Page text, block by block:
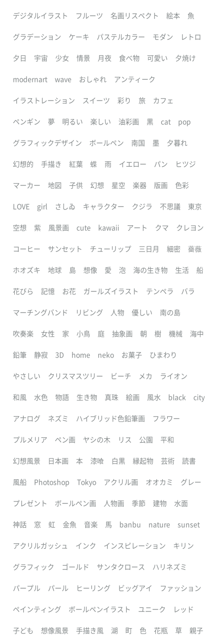
デジタルイラスト フルーツ 名画リスペクト 絵本 魚
グラデーション ケーキ パステルカラー モダン レトロ
夕日 宇宙 少女 情景 月夜 食べ物 可愛い 夕焼け
modernart wave おしゃれ アンティーク
イラストレーション スイーツ 彩り 旅 カフェ
ペンギン 夢 明るい 楽しい 油彩画 黒 cat pop
グラフィックデザイン ボールペン 南国 墨 夕暮れ
幻想的 手描き 紅葉 蝶 雨 イエロー パン ヒツジ
マーカー 地図 子供 幻想 星空 楽器 版画 色彩
LOVE girl さしゐ キャラクター クジラ 不思議 東京
空想 紫 風景画 cute kawaii アート クマ クレヨン
コーヒー サンセット チューリップ 三日月 細密 薔薇
ホオズキ 地球 島 想像 愛 泡 海の生き物 生活 船
花びら 記憶 お花 ガールズイラスト テンペラ バラ
マーチングバンド リビング 人物 優しい 南の島
吹奏楽 女性 家 小鳥 庭 抽象画 朝 樹 機械 海中
鉛筆 静寂 3D home neko お菓子 ひまわり
やさしい クリスマスツリー ビーチ メカ ライオン
和風 水色 物語 生き物 真珠 絵画 風水 black city
アナログ ネズミ ハイブリッド色鉛筆画 フラワー
プルメリア ペン画 ヤシの木 リス 公園 平和
幻想風景 日本画 本 漆喰 白黒 縁起物 芸術 読書
風船 Photoshop Tokyo アクリル画 オオカミ グレー
プレゼント ボールペン画 人物画 季節 建物 水面
神話 窓 虹 金魚 音楽 馬 banbu nature sunset
アクリルガッシュ インク インスピレーション キリン
グラフィック ゴールド サンタクロース ハリネズミ
パープル パール ヒーリング ビッグアイ ファッション
ペインティング ボールペンイラスト ユニーク レッド
子ども 想像風景 手描き風 湖 町 色 花瓶 草 親子